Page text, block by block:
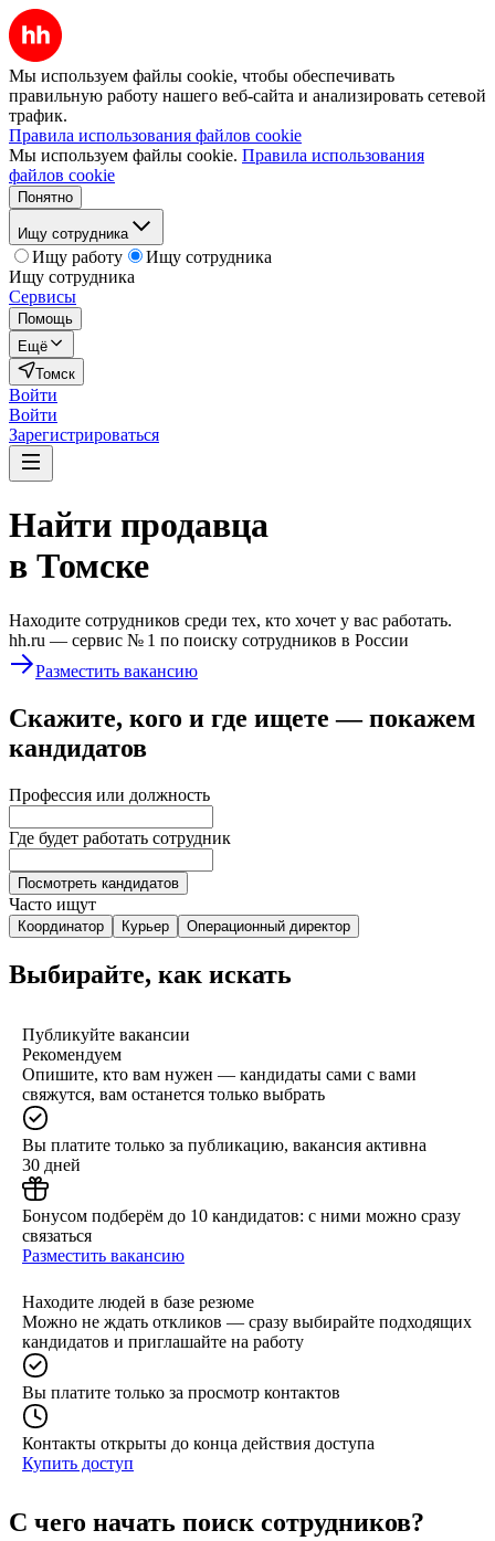
Мы используем файлы cookie, чтобы обеспечивать
правильную работу нашего веб-сайта и анализировать сетевой
трафик.
Правила использования файлов cookie
Мы используем файлы cookie. Правила использования
файлов cookie
Понятно
Ищу сотрудника
Ищу работу
Ищу сотрудника
Ищу сотрудника
Сервисы
Помощь
Ещё
Томск
Войти
Войти
Зарегистрироваться
Найти продавца
в Томске
Находите сотрудников среди тех, кто хочет у вас работать.
hh.ru — сервис № 1 по поиску сотрудников в России
Разместить вакансию
Скажите, кого и где ищете — покажем
кандидатов
Профессия или должность
Где будет работать сотрудник
Посмотреть кандидатов
Часто ищут
Координатор Курьер Операционный директор
Выбирайте, как искать
Публикуйте вакансии
Рекомендуем
Опишите, кто вам нужен — кандидаты сами с вами
свяжутся, вам останется только выбрать
Вы платите только за публикацию, вакансия активна
30 дней
Бонусом подберём до 10 кандидатов: с ними можно сразу
связаться
Разместить вакансию
Находите людей в базе резюме
Можно не ждать откликов — сразу выбирайте подходящих
кандидатов и приглашайте на работу
Вы платите только за просмотр контактов
Контакты открыты до конца действия доступа
Купить доступ
С чего начать поиск сотрудников?